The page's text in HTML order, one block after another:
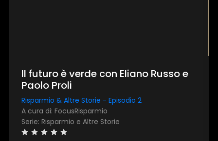
Il futuro è verde con Eliano Russo e
Paolo Proli
Risparmio & Altre Storie - Episodio 2
A cura di: FocusRisparmio
Serie: Risparmio e Altre Storie